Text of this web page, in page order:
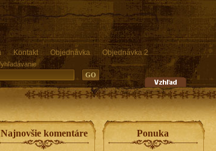
Kontakt Objednávka
Objednávka 2
Najnovšie komentáre Ponuka